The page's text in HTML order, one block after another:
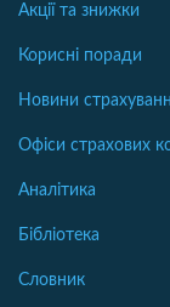
Акції та знижки
Корисні поради
Новини
Офіси страхових
Аналітика
Бібліотека
Словник